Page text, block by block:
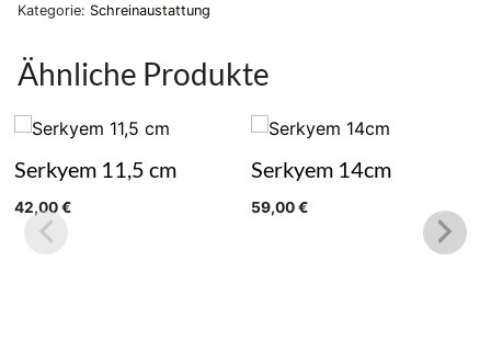
Kategorie: Schreinaustattung
Ähnliche Produkte
Serkyem 11,5 cm
42,00€
Serkyem 14cm
59,00€